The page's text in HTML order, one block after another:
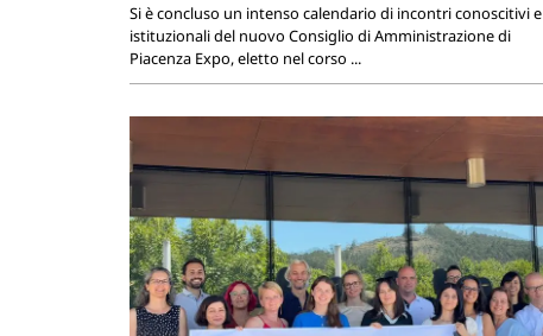
Si è concluso un intenso calendario di incontri conoscitivi e
istituzionali del nuovo Consiglio di Amministrazione di
Piacenza Expo, eletto nel corso ...